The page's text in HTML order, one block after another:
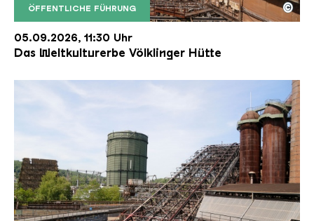
ÖFFENTLICHE FÜHRUNG
Der Erzschrägaufzug der Völklinger Hütte mit
Copyright: Weltkulturerbe Völklinger Hütte | Karl
©
05.09.2026, 11:30 Uhr
Das Weltkulturerbe Völklinger Hütte